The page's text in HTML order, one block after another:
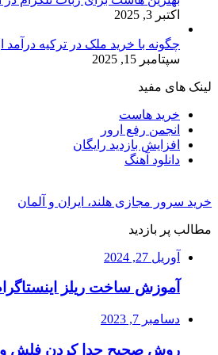
اکتبر 3, 2025
چگونه با خرید ملک در ترکیه
سپتامبر 15, 2025
لینک های مفید
خرید هاست
انجمن رفع ارور
افزایش بازدید رایگان
دانلود آهنگ
خرید سرور مجازی هلند، ایران و آلمان
مطالب پر بازدید
آوریل 27, 2024
آموزش ساخت ریلز
دسامبر 7, 2023
روش صحیح جدا کردن فلش و